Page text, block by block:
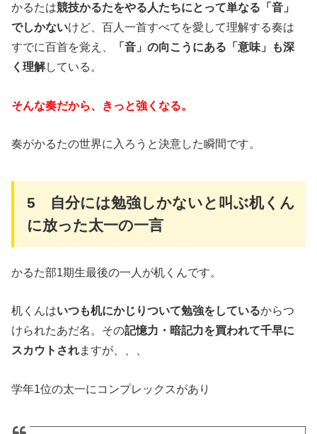
かるたは競技かるたをやる人たちにとって単なる「音」
でしかないけど、百人一首すべてを愛して理解する奏は
すでに百首を覚え、
「音」の向こうにある「意味」も深
く理解している。
そんな奏だから、きっと強くなる。
奏がかるたの世界に入ろうと決意した瞬間です。
5 自分には勉強しかないと叫ぶ机くん
に放った太一の一言
かるた部1期生最後の一人が机くんです。
机くんはいつも机にかじりついて勉強をしているからつ
けられたあだ名。その記憶力・暗記力を買われて千早に
スカウトされますが、、、
学年1位の太一にコンプレックスがあり